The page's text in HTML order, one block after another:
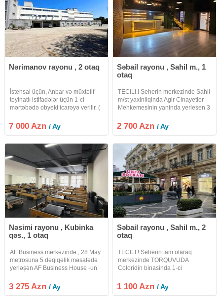
Nərimanov rayonu , 2 otaq
İstehsal üçün, Anbar və müxtəlif
təyinatlı istifadələr üçün 1-ci
mərtəbədə obyekt icarəyə verilir. (
) 1200 kv.m + 100 kv.m Ofis
otaqları , mətbəxi, yemək otağı və
7 000 Azn/ Ay
Səbail rayonu , Sahil m., 1
otaq
TECILI.! Seherin merkezinde Sahil
m/st yaxinliqinda Agir Cinayetler
Mehkemesinin yaninda yerlesen 3
mertebesinde ELA temirli OBYEKT
icareye verilir obyekt 2 hisseye
2 700 Azn/ Ay
Nəsimi rayonu , Kubinka
qəs., 1 otaq
AF Business mərkəzində , 28 May
metrosuna 5 dəqiqəlik məsafədə
yerləşən AF Business House -un
olan ofis icarəyə verilir. Tam
təmirlidir.Rəqs, gimnastika, pilates
3 275 Azn/ Ay
Səbail rayonu , Sahil m., 2
otaq
TECILI.! Seherin tam olaraq
merkezinde TORQUVUDA
Coloridin binasinda 1-ci
OFIS icareye verilir yeni temir
olunub ve temirden sonra
1 100 Azn/ Ay